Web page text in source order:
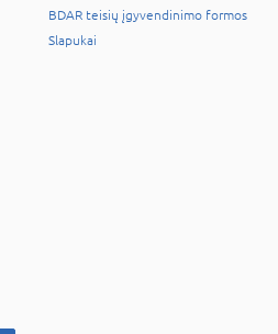
BDAR teisių įgyvendinimo formos
Slapukai